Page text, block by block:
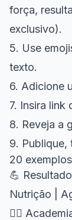
força,
exclusivo).
5. Use
texto.
6. Adicione
7. Insira link
8. Reveja a
9. Publique,
20
💪
Nutrição |
🏋️‍♀️